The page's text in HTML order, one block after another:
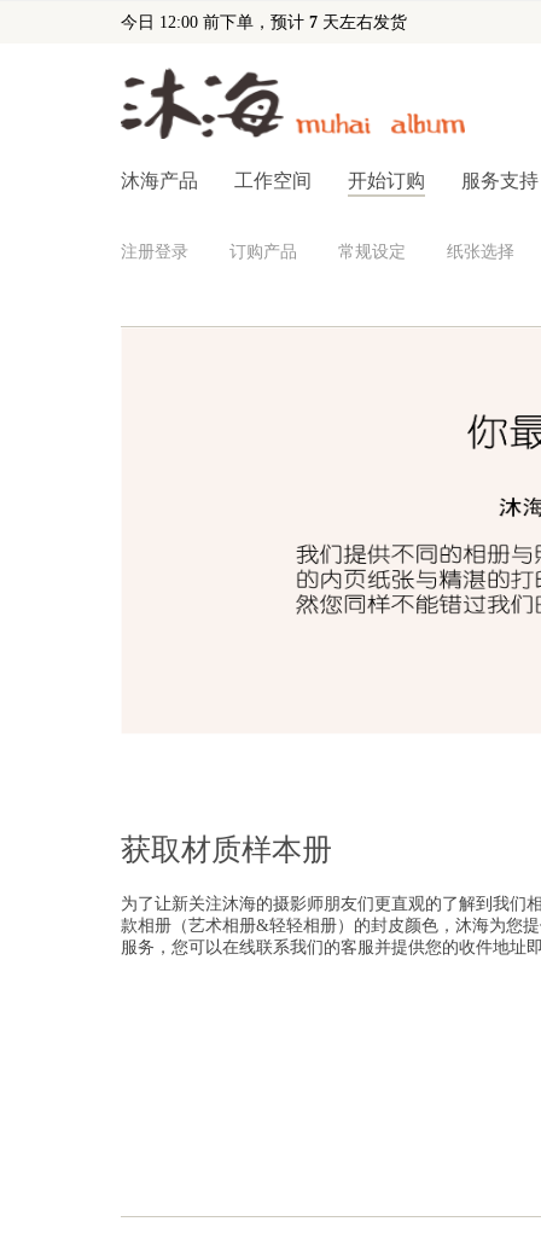
今日 12:00 前下单，预计 7 天左右发货
沐海产品 工作空间 开始订购 服务支持
注册登录 订购产品 常规设定 纸张选择
获取材质样本册
为了让新关注沐海的摄影师朋友们更直观的了解到我们
款相册（艺术相册&轻轻相册）的封皮颜色，沐海为您
服务，您可以在线联系我们的客服并提供您的收件地址